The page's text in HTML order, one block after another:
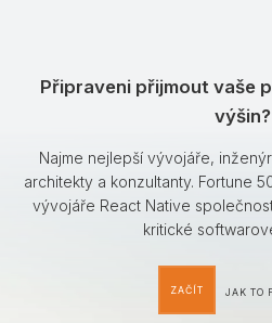
Připraveni přijmout vaše
výšin?
Najme nejlepší vývojáře,
architekty a konzultanty. Fortune
vývojáře React Native
kritické
ZAČÍT JAK TO